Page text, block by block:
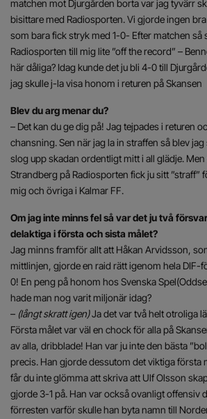
matchen mot Djurgården borta var jag tyvärr
bisittare med Radiosporten. Vi gjorde ingen
som bara fick stryk med 1-0- Efter matchen så
Radiosporten till mig lite ”off the record” –
här dåliga? Idag kunde det ju bli 4-0 till
jag skulle j-la visa honom i returen på Skansen
Blev du arg menar du?
– Det kan du ge dig på! Jag tejpades i returen
chansning. Sen när jag la in straffen så blev
slog upp skadan ordentligt mitt i all glädje.
Strandberg på Radiosporten fick ju sitt ”straff”
mig och övriga i Kalmar FF.
Om jag inte minns fel så var det ju två
delaktiga i första och sista målet?
Jag minns framför allt att Håkan Arvidsson,
mittlinjen, gjorde en raid rätt igenom hela DIF-
0! En peng på honom hos Svenska
hade man nog varit miljonär idag?
– (långt skratt igen)Ja det var två helt otroliga
Första målet var väl en chock för alla på
av alla, dribblade! Han var ju inte den bästa
precis. Han gjorde dessutom det viktiga första
får du inte glömma att skriva att Ulf Olsson
gjorde 3-1 på. Han var också ovanligt offensiv
förresten varför skulle han byta namn till